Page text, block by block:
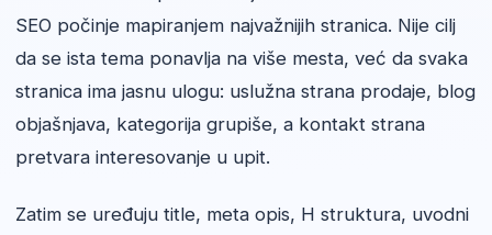
SEO počinje mapiranjem najvažnijih stranica. Nije cilj
da se ista tema ponavlja na više mesta, već da svaka
stranica ima jasnu ulogu: uslužna strana prodaje, blog
objašnjava, kategorija grupiše, a kontakt strana
pretvara interesovanje u upit.
Zatim se uređuju title, meta opis, H struktura, uvodni